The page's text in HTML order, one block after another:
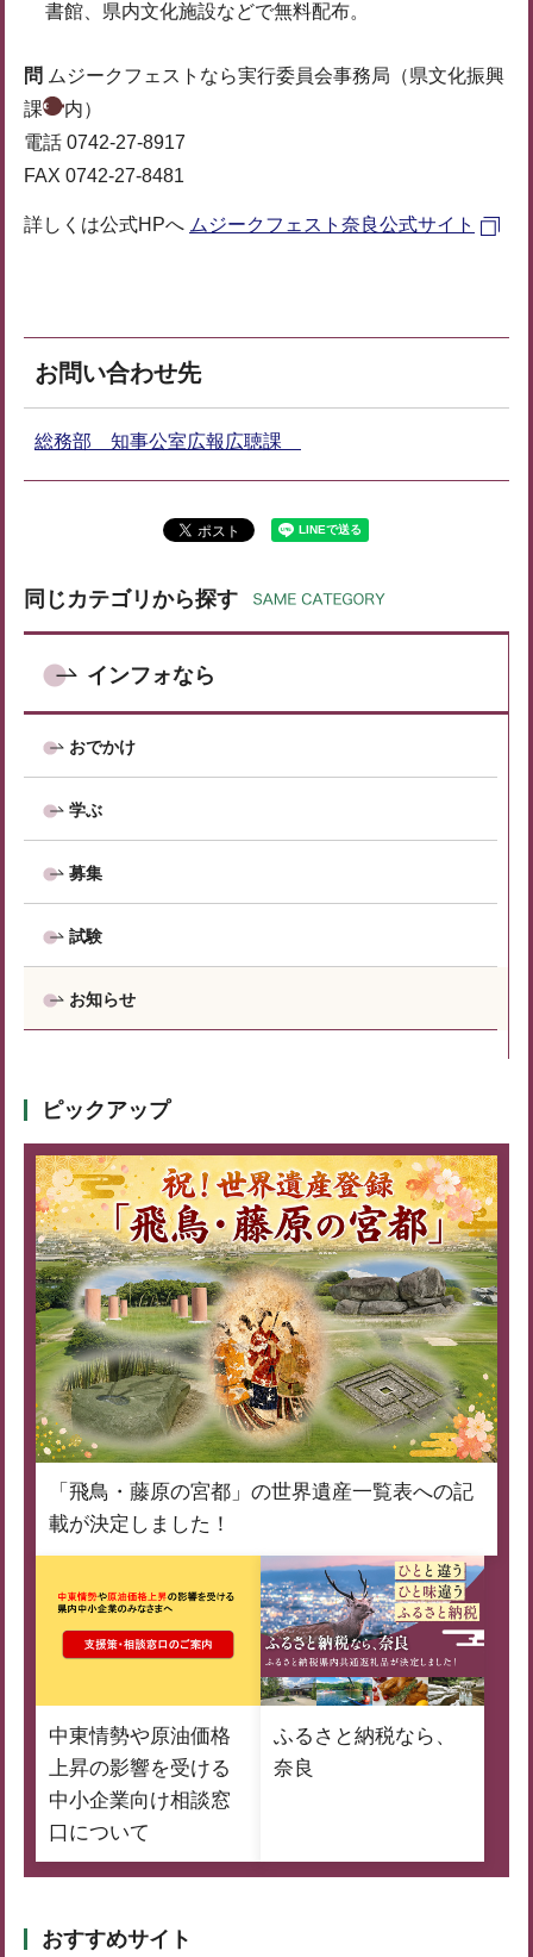
書館、県内文化施設などで無料配布。
問 ムジークフェストなら実行委員会事務局（県文化振興
課
内）
電話 0742-27-8917
FAX 0742-27-8481
詳しくは公式HPへ ムジークフェスト奈良公式サイト
お問い合わせ先
総務部 知事公室広報広聴課
同じカテゴリから探す
インフォなら
おでかけ
学ぶ
募集
試験
お知らせ
ピックアップ
「飛鳥・藤原の宮都」の世界遺産一覧表への記
載が決定しました！
中東情勢や原油価格
上昇の影響を受ける
中小企業向け相談窓
口について
ふるさと納税なら、
奈良
おすすめサイト